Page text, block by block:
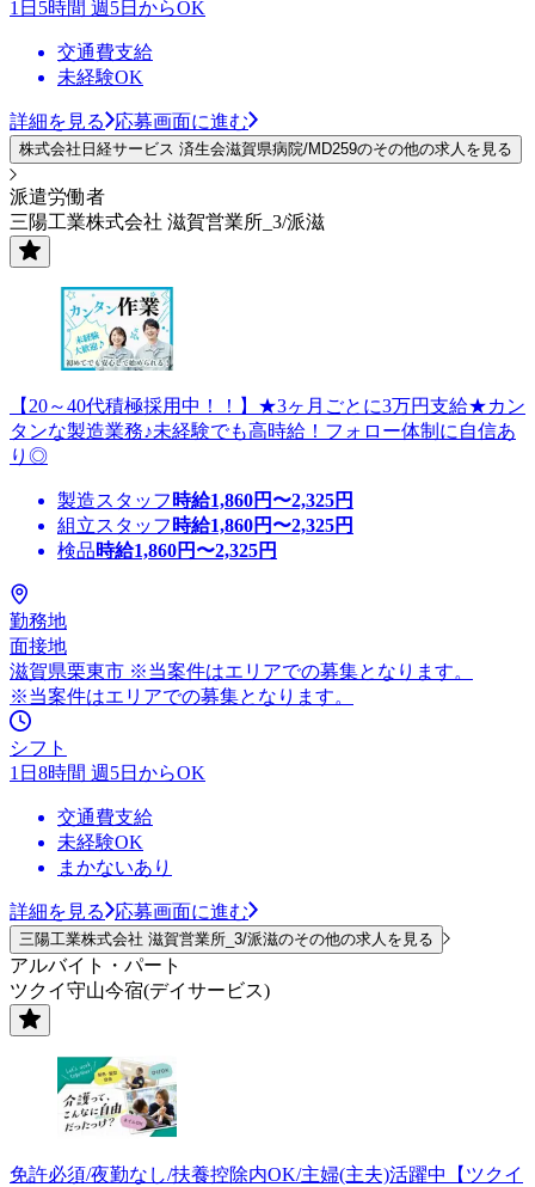
1日5時間 週5日からOK
交通費支給
未経験OK
詳細を見る 応募画面に進む
株式会社日経サービス 済生会滋賀県病院/MD259のその他の求人を見る
派遣労働者
三陽工業株式会社 滋賀営業所_3/派滋
【20～40代積極採用中！！】★3ヶ月ごとに3万円支給★カン
タンな製造業務♪未経験でも高時給！フォロー体制に自信あ
り◎
製造スタッフ 時給1,860円〜2,325円
組立スタッフ 時給1,860円〜2,325円
検品時給1,860円〜2,325円
勤務地
面接地
滋賀県栗東市 ※当案件はエリアでの募集となります。
※当案件はエリアでの募集となります。
シフト
1日8時間 週5日からOK
交通費支給
未経験OK
まかないあり
詳細を見る 応募画面に進む
三陽工業株式会社 滋賀営業所_3/派滋のその他の求人を見る
アルバイト・パート
ツクイ守山今宿(デイサービス)
免許必須/夜勤なし/扶養控除内OK/主婦(主夫)活躍中【ツクイ